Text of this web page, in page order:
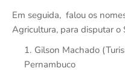
Em seguida, falou os
Agricultura, para disputar o
Gilson Machado
Pernambuco